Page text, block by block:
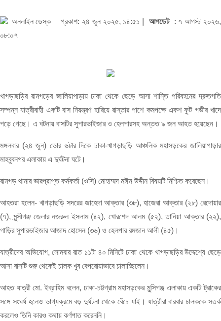
অনলাইন ডেস্ক প্রকাশ: ২৪ জুন ২০২৫, ১৪:৫১ | আপডেট: ৭ আগস্ট ২০২৬,
০৮:০৭
খাগড়াছড়ির রামগড়ের জালিয়াপাড়ায় ঢাকা থেকে ছেড়ে আসা শান্তি পরিবহনের দ্রুতগতি
সম্পন্ন যাত্রীবাহী একটি বাস নিয়ন্ত্রণ হারিয়ে রাস্তার পাশে কমপক্ষে একশ ফুট গভীর খাদে
পড়ে গেছে। এ ঘটনায় বাসটির সুপারভাইজার ও হেলপারসহ অন্তত ৯ জন আহত হয়েছেন।
মঙ্গলবার (২৪ জুন) ভোর ৬টার দিকে ঢাকা-খাগড়াছড়ি আঞ্চলিক মহাসড়কের জালিয়াপাড়ার
মাহবুবনগর এলাকায় এ দুর্ঘটনা ঘটে।
রামগড় থানার ভারপ্রাপ্ত কর্মকর্তা (ওসি) মোহাম্মদ মঈন উদ্দীন বিষয়টি নিশ্চিত করেছেন।
আহতরা হলেন- খাগড়াছড়ি সদরের জাহেদা আক্তার (৩৮), হাজেরা আক্তার (২৮) রেদোয়ার
(৭), মুন্সীগঞ্জ জেলার নজরুল ইসলাম (৪২), খোরশেদ আলম (৫২), তানিয়া আক্তার (২২),
গাড়ির সুপারভাইজার আজাদ হোসেন (৩৬) ও হেলপার রমজান আলী (৪৫)।
যাত্রীদের অভিযোগ, সোমবার রাত ১১টা ৪০ মিনিটে ঢাকা থেকে খাগড়াছড়ির উদ্দেশ্যে ছেড়ে
আসা বাসটি শুরু থেকেই চালক খুব বেপরোয়াভাবে চালাচ্ছিলেন।
আহত যাত্রী মো. ইব্রাহিম বলেন, ঢাকা-চট্টগ্রাম মহাসড়কের মুন্সিগঞ্জ এলাকায় একটি ট্রাকের
সঙ্গে সংঘর্ষ হলেও ভাগ্যক্রমে বড় দুর্ঘটনা থেকে বেঁচে যাই। যাত্রীরা বারবার চালককে সতর্ক
করলেও তিনি কারও কথায় কর্ণপাত করেননি।